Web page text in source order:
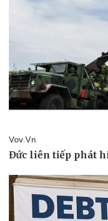
Pháp luật
Vụ án
Tư vấn luật